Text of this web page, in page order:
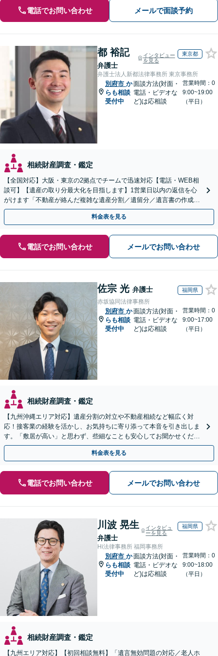
電話でお問い合わせ メールで面談予約
都 裕記
弁護士
インタビュー
を見る
東京都
弁護士法人新都法律事務所 東京事務所
別府市 か
らも相談
受付中
面談方法(対面・
電話・ビデオな
ど)は応相談
営業時間：0
9:00~19:00
（平日）
相続財産調査・鑑定
【全国対応】大阪・東京の2拠点でチームで迅速対応【電話・WEB相
談可】【遺産の取り分最大化を目指します】1営業日以内の返信を心
がけます「不動産が絡んだ複雑な遺産分割／遺留分／遺言書の作成・
執行／事業承継など、お任せください」【休日相談あり】
料金表を見る
電話でお問い合わせ メールでお問い合わせ
佐宗 光 弁護士 福岡県
赤坂協同法律事務所
別府市 か
らも相談
受付中
面談方法(対面・
電話・ビデオな
ど)は応相談
営業時間：0
9:00~17:00
（平日）
相続財産調査・鑑定
【九州沖縄エリア対応】遺産分割の対立や不動産相続など幅広く対
応！接客業の経験を活かし、お気持ちに寄り添って本音を引き出しま
す。「敷居が高い」と思わず、些細なことも安心してお聞かせくださ
い【初回相談無料】【夜間・休日相談可】
料金表を見る
電話でお問い合わせ メールでお問い合わせ
川波 晃生
弁護士
インタビュ
ーを見る
福岡県
Hi法律事務所 福岡事務所
別府市 か
らも相談
受付中
面談方法(対面・
電話・ビデオな
ど)は応相談
営業時間：0
9:00~18:00
（平日）
相続財産調査・鑑定
【九州エリア対応】【初回相談無料】「遺言無効問題の対応／老人ホ